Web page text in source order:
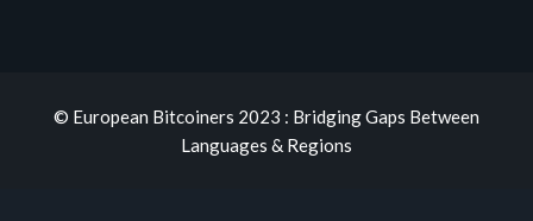
© European Bitcoiners 2023 : Bridging Gaps Between
Languages & Regions